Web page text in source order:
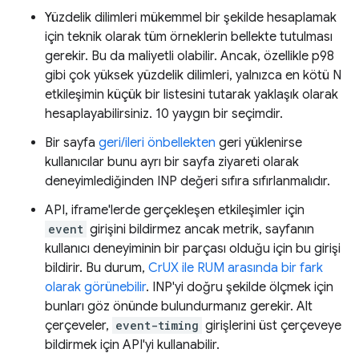
Yüzdelik dilimleri mükemmel bir şekilde hesaplamak
için teknik olarak tüm örneklerin bellekte tutulması
gerekir. Bu da maliyetli olabilir. Ancak, özellikle p98
gibi çok yüksek yüzdelik dilimleri, yalnızca en kötü N
etkileşimin küçük bir listesini tutarak yaklaşık olarak
hesaplayabilirsiniz. 10 yaygın bir seçimdir.
Bir sayfa geri/ileri önbellekten geri yüklenirse
kullanıcılar bunu ayrı bir sayfa ziyareti olarak
deneyimlediğinden INP değeri sıfıra sıfırlanmalıdır.
API, iframe'lerde gerçekleşen etkileşimler için
event girişini bildirmez ancak metrik, sayfanın
kullanıcı deneyiminin bir parçası olduğu için bu girişi
bildirir. Bu durum, CrUX ile RUM arasında bir fark
olarak görünebilir. INP'yi doğru şekilde ölçmek için
bunları göz önünde bulundurmanız gerekir. Alt
çerçeveler, event-timing girişlerini üst çerçeveye
bildirmek için API'yi kullanabilir.